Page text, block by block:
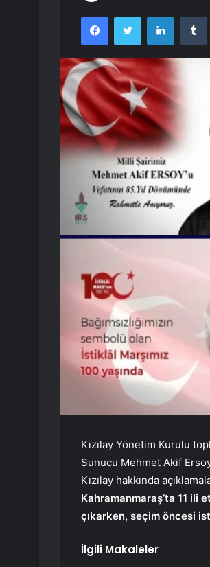
FacebookTwitter LinkedIn
Kızılay Yönetim Kurulu
Sunucu Mehmet Akif
Kızılay hakkında
Kahramanmaraş’ta 11 ili
çıkarken, seçim öncesi
İlgili Makaleler